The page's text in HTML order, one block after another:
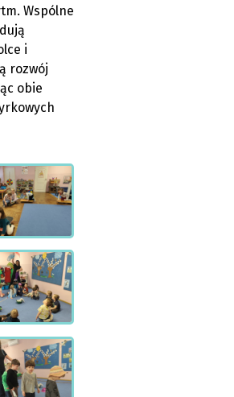
Wspólne
i
rozwój
obie